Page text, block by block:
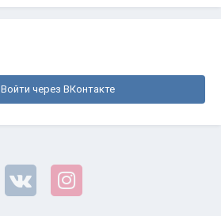
Войти через ВКонтакте